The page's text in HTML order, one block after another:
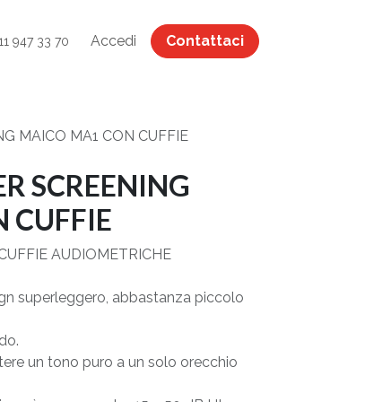
947 33 70 Accedi Contattaci
MAICO MA1 CON CUFFIE
SCREENING
CUFFIE
AUDIOMETRICHE
superleggero, abbastanza piccolo
un tono puro a un solo orecchio